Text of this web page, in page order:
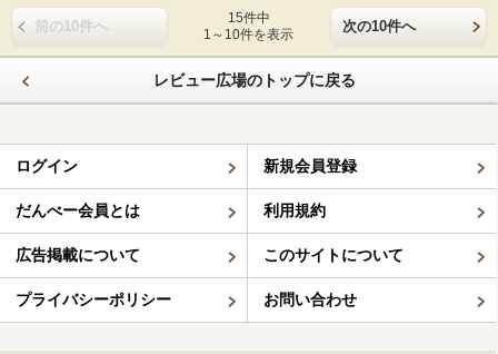
前の10件へ
15件中
1～10件を表示
次の10件へ
レビュー広場のトップに戻る
ログイン 新規会員登録
だんべー会員とは 利用規約
広告掲載について このサイトについて
プライバシーポリシー お問い合わせ